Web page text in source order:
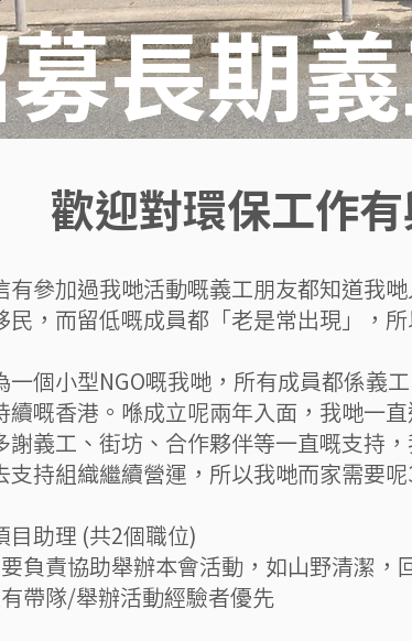
長期
歡迎對環保工作
有參加過我哋活動嘅義工朋友都知道我
民，而留低嘅成員都「老是常出現」，
一個小型NGO嘅我哋，所有成員都係義
續嘅香港。喺成立呢兩年入面，我哋一
謝義工、街坊、合作夥伴等一直嘅支持
支持組織繼續營運，所以我哋而家需要呢
目助理 (共2個職位)
負責協助舉辦本會活動，如山野清潔，
帶隊/舉辦活動經驗者優先